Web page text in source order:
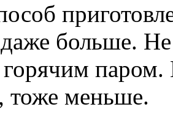
больше.
паром.
тоже меньше.